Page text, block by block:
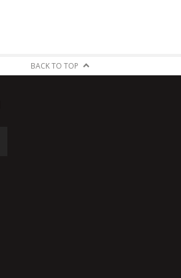
BACK TO TOP